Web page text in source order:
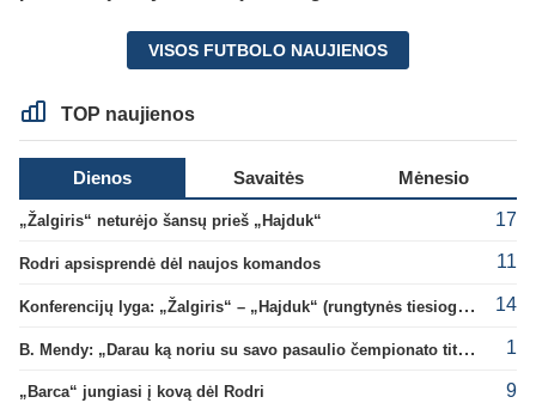
VISOS FUTBOLO NAUJIENOS
TOP naujienos
Dienos Savaitės Mėnesio
„Žalgiris“ neturėjo šansų prieš „Hajduk“ 17
Rodri apsisprendė dėl naujos komandos 11
Konferencijų lyga: „Žalgiris“ – „Hajduk“ (rungtynės tiesiogiai) 14
B. Mendy: „Darau ką noriu su savo pasaulio čempionato titulu“ 1
„Barca“ jungiasi į kovą dėl Rodri 9